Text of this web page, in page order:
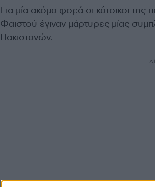
Για μία ακόμα φορά οι κάτοικοι
Φαιστού έγιναν μάρτυρες μίας
Πακιστανών.